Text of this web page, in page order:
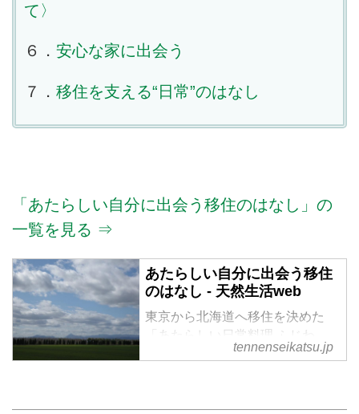
て〉
６． 安心な家に出会う
７． 移住を支える“日常”のはなし
「あたらしい自分に出会う移住のはなし」の
一覧を見る ⇒
あたらしい自分に出会う移住
のはなし - 天然生活web
東京から北海道へ移住を決めた
「あたらしい日常料理 ふじわ
ら」の藤原奈緒さん。今ある肩書
あたらしい自分に出逢っていく冒
tennenseikatsu.jp